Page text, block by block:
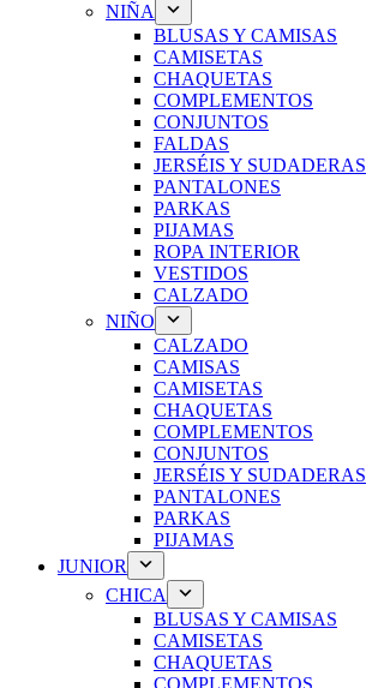
NIÑA
BLUSAS Y CAMISAS
CAMISETAS
CHAQUETAS
COMPLEMENTOS
CONJUNTOS
FALDAS
JERSÉIS Y SUDADERAS
PANTALONES
PARKAS
PIJAMAS
ROPA INTERIOR
VESTIDOS
CALZADO
NIÑO
CALZADO
CAMISAS
CAMISETAS
CHAQUETAS
COMPLEMENTOS
CONJUNTOS
JERSÉIS Y SUDADERAS
PANTALONES
PARKAS
PIJAMAS
JUNIOR
CHICA
BLUSAS Y CAMISAS
CAMISETAS
CHAQUETAS
COMPLEMENTOS